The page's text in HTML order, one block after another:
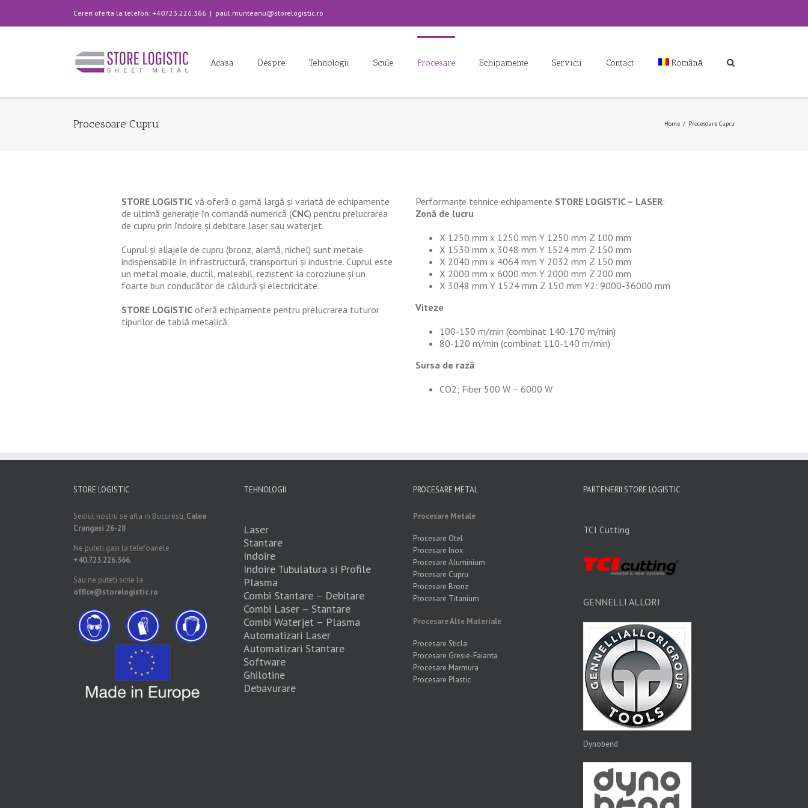
Cereri oferta la telefon: +40723.226.366 | paul.munteanu@storelogistic.ro
Acasa Despre Tehnologii Scule Procesare Echipamente Servicii Contact Română
Procesoare Cupru Home / Procesoare Cupru
STORE LOGISTIC vă oferă o gamă largă și variată de echipamente
de ultimă generație în comandă numerică (CNC) pentru prelucrarea
de cupru prin îndoire și debitare laser sau waterjet.
Cuprul și aliajele de cupru (bronz, alamă, nichel) sunt metale
indispensabile în infrastructură, transporturi și industrie. Cuprul este
un metal moale, ductil, maleabil, rezistent la coroziune și un
foarte bun conducător de căldură și electricitate.
STORE LOGISTIC oferă echipamente pentru prelucrarea tuturor
tipurilor de tablă metalică.
Performanțe tehnice echipamente STORE LOGISTIC – LASER:
Zonă de lucru
X 1250 mm x 1250 mm Y 1250 mm Z 100 mm
X 1530 mm x 3048 mm Y 1524 mm Z 150 mm
X 2040 mm x 4064 mm Y 2032 mm Z 150 mm
X 2000 mm x 6000 mm Y 2000 mm Z 200 mm
X 3048 mm Y 1524 mm Z 150 mm Y2: 9000-36000 mm
Viteze
100-150 m/min (combinat 140-170 m/min)
80-120 m/min (combinat 110-140 m/min)
Sursa de rază
CO2; Fiber 500 W – 6000 W
STORE LOGISTIC
Sediul nostru se afla in Bucuresti, Calea
Crangasi 26-28
Ne puteti gasi la telefoanele
+40.723.226.366.
Sau ne puteti scrie la
office@storelogistic.ro
TEHNOLOGII
Laser
Stantare
Indoire
Indoire Tubulatura si Profile
Plasma
Combi Stantare – Debitare
Combi Laser – Stantare
Combi Waterjet – Plasma
Automatizari Laser
Automatizari Stantare
Software
Ghilotine
Debavurare
PROCESARE METAL
Procesare Metale
Procesare Otel
Procesare Inox
Procesare Aluminium
Procesare Cupru
Procesare Bronz
Procesare Titanium
Procesare Alte Materiale
Procesare Sticla
Procesare Gresie-Faianta
Procesare Marmura
Procesare Plastic
PARTENERII STORE LOGISTIC
TCI Cutting
GENNELLI ALLORI
Dynobend